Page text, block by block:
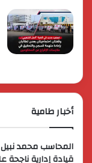
أخبار طامية
المحاسب محمد
قيادة إدارية ناجحة